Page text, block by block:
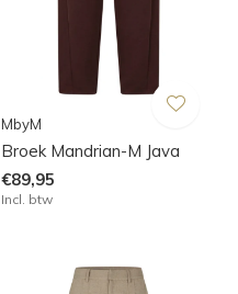
MbyM
Broek Mandrian-M Java
€89,95
Incl. btw